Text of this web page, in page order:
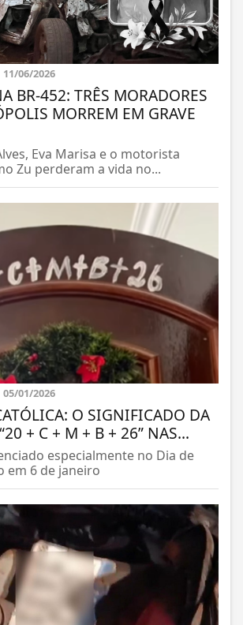
11/06/2026
BR-452: TRÊS MORADORES
MORREM EM GRAVE
Eva Marisa e o motorista
Zu perderam a vida no...
05/01/2026
O SIGNIFICADO DA
+ C + M + B + 26” NAS...
especialmente no Dia de
em 6 de janeiro